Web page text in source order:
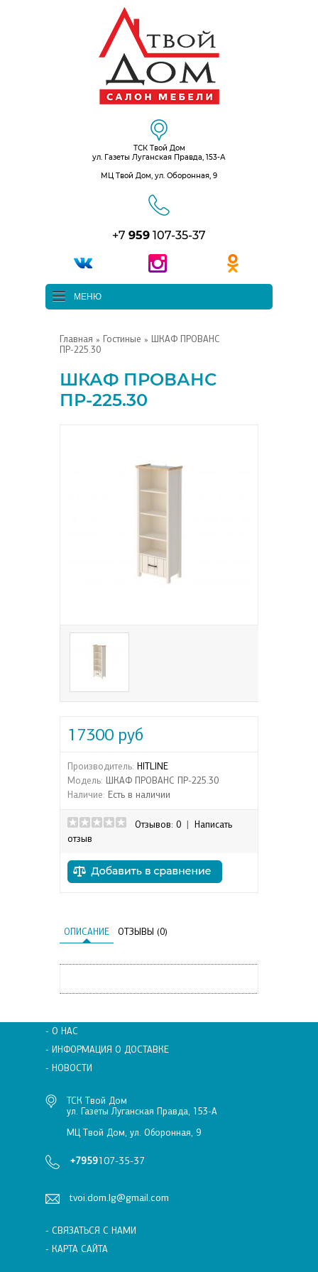
ТСК Твой Дом
ул. Газеты Луганская Правда, 153-А
МЦ Твой Дом, ул. Оборонная, 9
+7 959 107-35-37
МЕНЮ
Главная » Гостиные » ШКАФ ПРОВАНС
ПР-225.30
ШКАФ ПРОВАНС
ПР-225.30
17300 руб
Производитель: HITLINE
Модель: ШКАФ ПРОВАНС ПР-225.30
Наличие: Есть в наличии
Отзывов: 0
Написать
отзыв
ОПИСАНИЕ ОТЗЫВЫ (0)
- О НАС
- ИНФОРМАЦИЯ О ДОСТАВКЕ
- НОВОСТИ
ТСК Твой Дом
ул. Газеты Луганская Правда, 153-А
МЦ Твой Дом, ул. Оборонная, 9
+7959107-35-37
tvoi.dom.lg@gmail.com
- СВЯЗАТЬСЯ С НАМИ
- КАРТА САЙТА